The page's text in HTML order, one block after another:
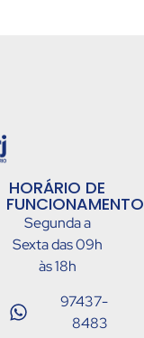
HORÁRIO DE
Segunda a
Sexta das 09h
às 18h
97437-
8483